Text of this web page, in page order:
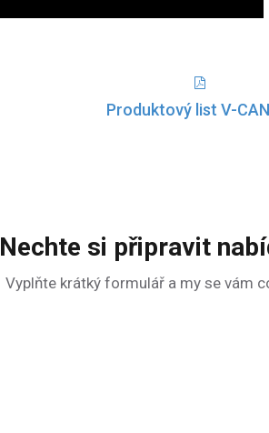
Produktový list V-
Nechte si připravit
Vyplňte krátký formulář a my se vám